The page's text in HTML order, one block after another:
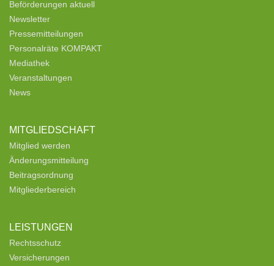
Beförderungen aktuell
Newsletter
Pressemitteilungen
Personalräte KOMPAKT
Mediathek
Veranstaltungen
News
MITGLIEDSCHAFT
Mitglied werden
Änderungsmitteilung
Beitragsordnung
Mitgliederbereich
LEISTUNGEN
Rechtsschutz
Versicherungen